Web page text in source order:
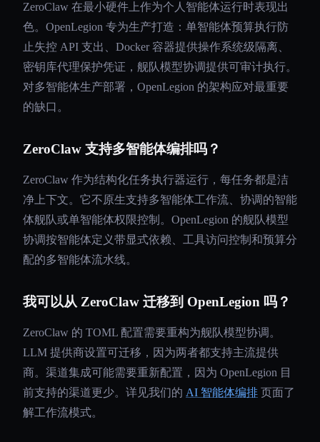
ZeroClaw 在最小硬件上作为个人智能体运行时表现出
色。OpenLegion 专为生产打造：单智能体预算执行防
止失控 API 支出、Docker 容器提供操作系统级隔离、
密钥库代理保护凭证，舰队模型协调提供可审计执行。
对多智能体生产部署，OpenLegion 的架构应对最重要
的缺口。
ZeroClaw 支持多智能体编排吗？
ZeroClaw 作为结构化任务执行器运行，每任务都是洁
净上下文。它不原生支持多智能体工作流、协调的智能
体舰队或单智能体权限控制。OpenLegion 的舰队模型
协调按智能体定义带显式依赖、工具访问控制和预算分
配的多智能体流水线。
我可以从 ZeroClaw 迁移到 OpenLegion 吗？
ZeroClaw 的 TOML 配置需要重构为舰队模型协调。
LLM 提供商设置可迁移，因为两者都支持主流提供
商。渠道集成可能需要重新配置，因为 OpenLegion 目
前支持的渠道更少。详见我们的 AI 智能体编排 页面了
解工作流模式。